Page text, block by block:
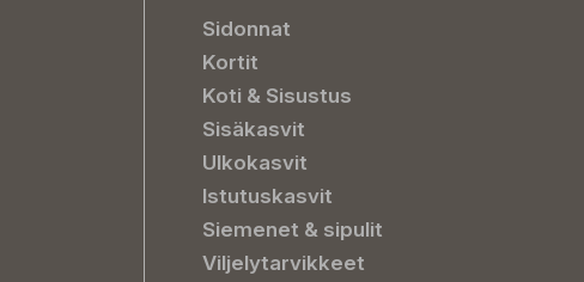
Sidonnat
Kortit
Koti & Sisustus
Sisäkasvit
Ulkokasvit
Istutuskasvit
Siemenet & sipulit
Viljelytarvikkeet